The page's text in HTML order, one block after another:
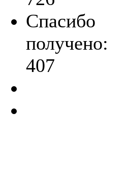
Спасибо
получено:
407